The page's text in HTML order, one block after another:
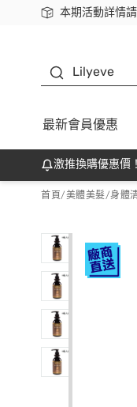
本期活動詳情
下載app最高回
Lilyeve
最新會員優惠
激推換購優惠價
首頁/美體美髮/身體